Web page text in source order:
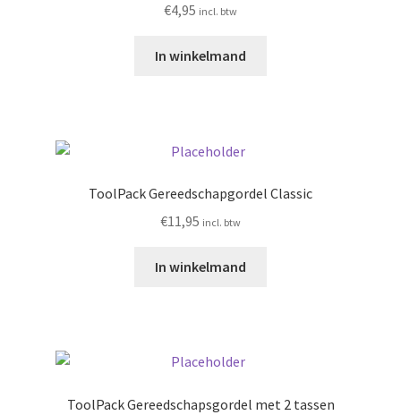
€4,95 incl. btw
In winkelmand
ToolPack Gereedschapgordel Classic
€11,95 incl. btw
In winkelmand
ToolPack Gereedschapsgordel met 2 tassen